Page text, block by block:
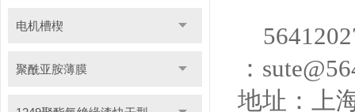
电机槽楔
聚酰亚胺薄膜
：
地址：上